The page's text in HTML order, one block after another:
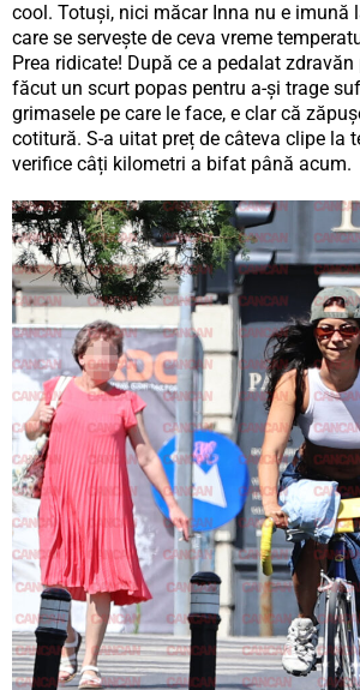
cool. Totuși, nici măcar Inna nu e imună
care se servește de ceva vreme
Prea ridicate! După ce a pedalat
făcut un scurt popas pentru a-și trage
grimasele pe care le face, e clar că
cotitură. S-a uitat preț de câteva clipe la
verifice câți kilometri a bifat până acum.